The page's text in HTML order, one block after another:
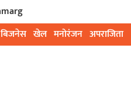
बिजनेस खेल मनोरंजन अपराजिता